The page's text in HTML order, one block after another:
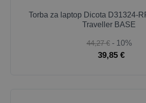
Torba za laptop Dicota D31324-
Traveller BASE
44,27 € - 10%
39,85 €